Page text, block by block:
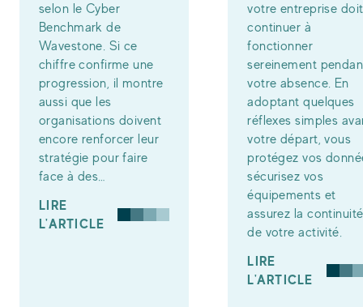
selon le Cyber
Benchmark de
Wavestone. Si ce
chiffre confirme une
progression, il montre
aussi que les
organisations doivent
encore renforcer leur
stratégie pour faire
face à des…
LIRE
L'ARTICLE
votre entreprise doit
continuer à
fonctionner
sereinement
votre absence. En
adoptant quelques
réflexes simples
votre départ, vous
protégez vos
sécurisez vos
équipements et
assurez la continuité
de votre activité.
LIRE
L'ARTICLE